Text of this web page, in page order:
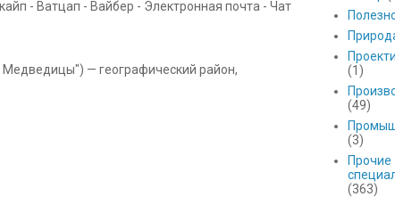
- Ватцап - Вайбер - Электронная почта - Чат
— географический район,
(1)
(49)
(3)
Прочие
(363)